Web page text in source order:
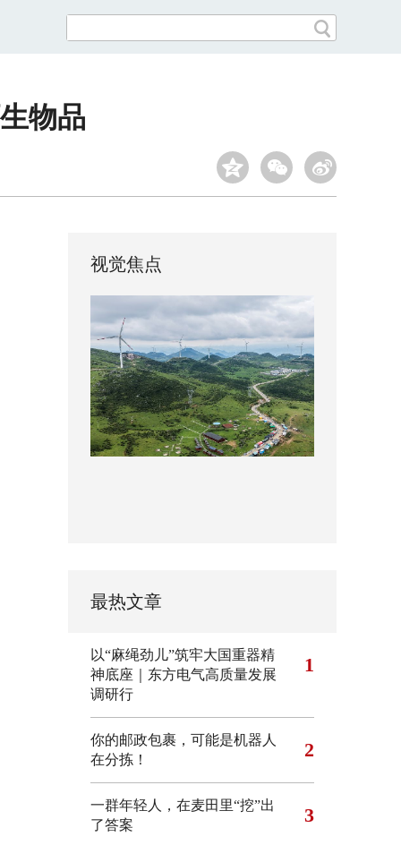
物品
视觉焦点
最热文章
以“麻绳劲儿”筑牢大国重器精
神底座｜东方电气高质量发展
调研行
1
你的邮政包裹，可能是机器人
在分拣！
2
一群年轻人，在麦田里“挖”出
了答案
3